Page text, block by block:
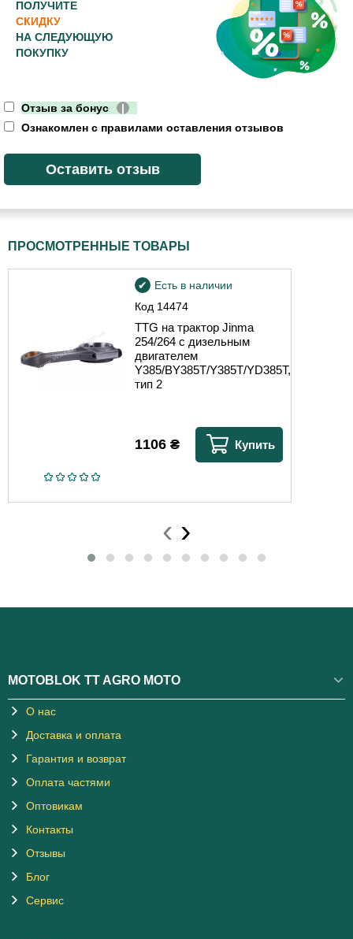
ПОЛУЧИТЕ
СКИДКУ
НА СЛЕДУЮЩУЮ
ПОКУПКУ
Отзыв за бонус
|
Ознакомлен с правилами оставления отзывов
ПРОСМОТРЕННЫЕ ТОВАРЫ
Код 14474
Есть в наличии
TTG на трактор Jinma
254/264 с дизельным
двигателем
Y385/BY385T/Y385T/YD385T,
тип 2
1106 ₴ Купить
‹ ›
MOTOBLOK TT AGRO MOTO
О нас
Доставка и оплата
Гарантия и возврат
Оплата частями
Оптовикам
Контакты
Отзывы
Блог
Сервис